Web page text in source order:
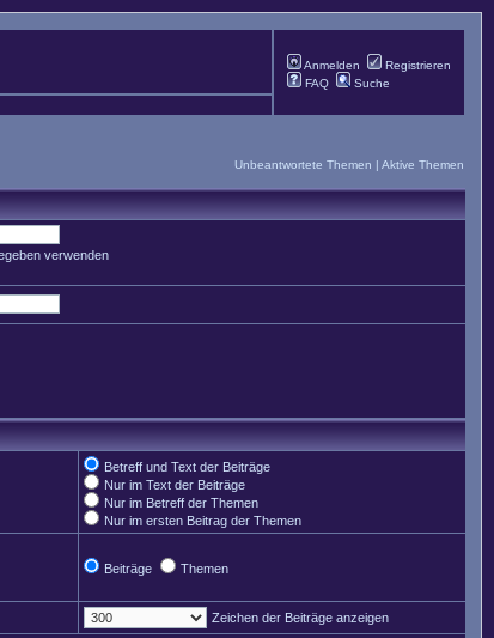
Anmelden
Registrieren
FAQ
Suche
Unbeantwortete Themen | Aktive Themen
verwenden
Betreff und Text der Beiträge
Nur im Text der Beiträge
Nur im Betreff der Themen
Nur im ersten Beitrag der Themen
Beiträge Themen
Zeichen der Beiträge anzeigen